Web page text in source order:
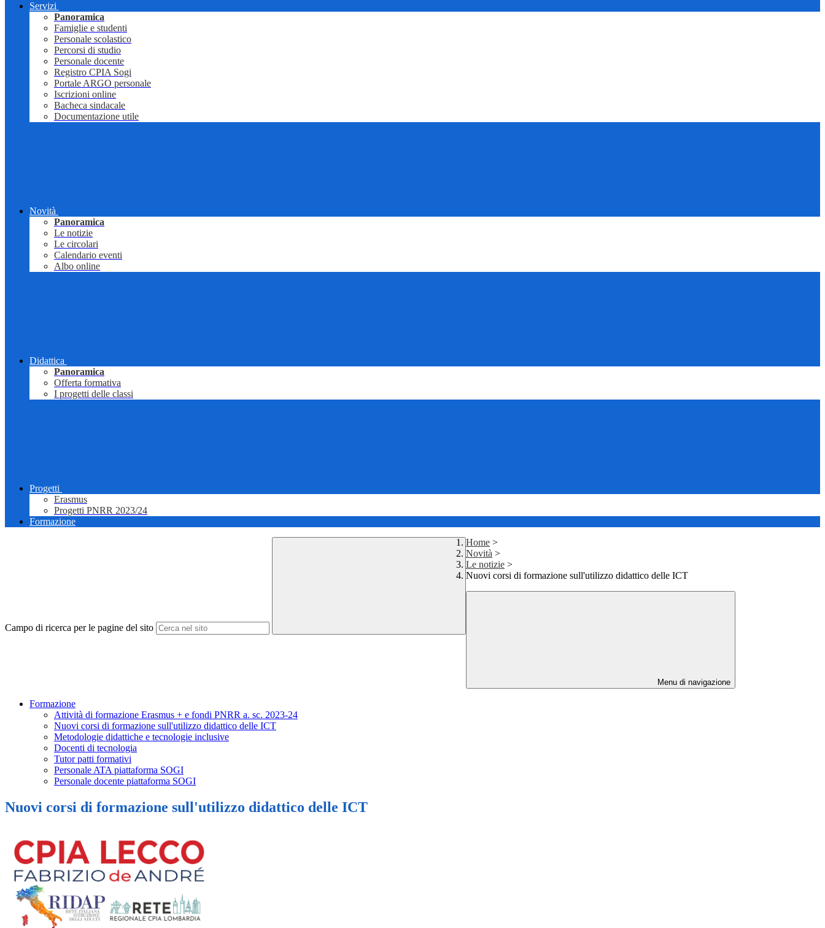
Servizi
Panoramica
Famiglie e studenti
Personale scolastico
Percorsi di studio
Personale docente
Registro CPIA Sogi
Portale ARGO personale
Iscrizioni online
Bacheca sindacale
Documentazione utile
Novità
Panoramica
Le notizie
Le circolari
Calendario eventi
Albo online
Didattica
Panoramica
Offerta formativa
I progetti delle classi
Progetti
Erasmus
Progetti PNRR 2023/24
Formazione
Campo di ricerca per le pagine del sito
Home >
Novità >
Le notizie >
Nuovi corsi di formazione sull'utilizzo didattico delle ICT
Menu di navigazione
Formazione
Attività di formazione Erasmus + e fondi PNRR a. sc. 2023-24
Nuovi corsi di formazione sull'utilizzo didattico delle ICT
Metodologie didattiche e tecnologie inclusive
Docenti di tecnologia
Tutor patti formativi
Personale ATA piattaforma SOGI
Personale docente piattaforma SOGI
Nuovi corsi di formazione sull'utilizzo didattico delle ICT